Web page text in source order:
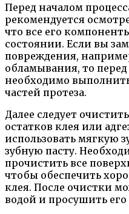
Перед началом
рекомендуется
что все его
состоянии. Если вы
повреждения,
обламывания, то
необходимо
частей протеза.
Далее следует
остатков клея или
использовать мягкую
зубную пасту.
прочистить все
чтобы обеспечить
клея. После очистки
водой и просушить